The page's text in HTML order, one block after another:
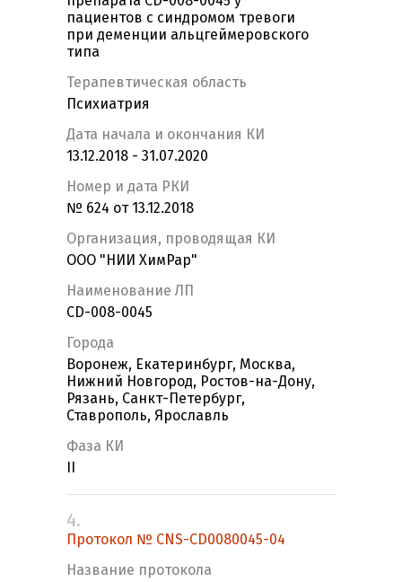
пациентов с синдромом тревоги
при деменции альцгеймеровского
типа
Терапевтическая область
Психиатрия
Дата начала и окончания КИ
13.12.2018 - 31.07.2020
Номер и дата РКИ
№ 624 от 13.12.2018
Организация, проводящая КИ
ООО "НИИ ХимРар"
Наименование ЛП
CD-008-0045
Города
Воронеж, Екатеринбург, Москва,
Нижний Новгород, Ростов-на-Дону,
Рязань, Санкт-Петербург,
Ставрополь, Ярославль
Фаза КИ
4.
Протокол № CNS-CD0080045-04
Название протокола